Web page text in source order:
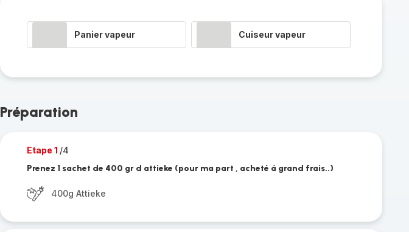
Panier vapeur Cuiseur vapeur
Préparation
Etape 1 /4
Prenez 1 sachet de 400 gr d attieke (pour ma part , acheté á grand frais..)
400g Attieke